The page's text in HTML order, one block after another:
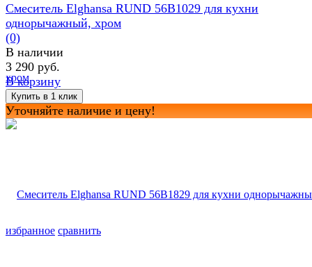
избранное сравнить
Смеситель Elghansa RUND 56B1029 для кухни
однорычажный, хром
(0)
В наличии
3 290 руб.
В корзину
Уточняйте наличие и цену!